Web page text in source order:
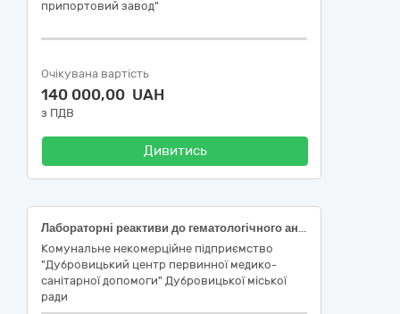
припортовий завод"
Очікувана вартість
140 000,00 UAH
з ПДВ
Дивитись
Лабораторні реактиви до гематологічного аналізатора BC-20s Mindray
Комунальне некомерційне підприємство
"Дубровицький центр первинної медико-
санітарної допомоги" Дубровицької міської
ради